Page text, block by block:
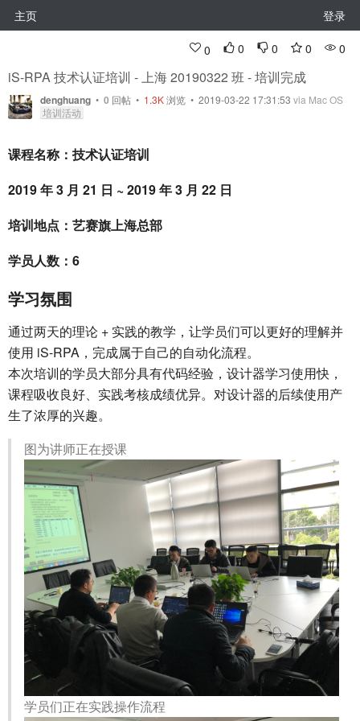
主页 登录
0 0 0 0 0
iS-RPA 技术认证培训 - 上海 20190322 班 - 培训完成
denghuang • 0 回帖 • 1.3K浏览 • 2019-03-22 17:31:53 via Mac OS
培训活动
课程名称：技术认证培训
2019 年 3 月 21 日 ~ 2019 年 3 月 22 日
培训地点：艺赛旗上海总部
学员人数：6
学习氛围
通过两天的理论 + 实践的教学，让学员们可以更好的理解并
使用 iS-RPA，完成属于自己的自动化流程。
本次培训的学员大部分具有代码经验，设计器学习使用快，
课程吸收良好、实践考核成绩优异。对设计器的后续使用产
生了浓厚的兴趣。
图为讲师正在授课
学员们正在实践操作流程